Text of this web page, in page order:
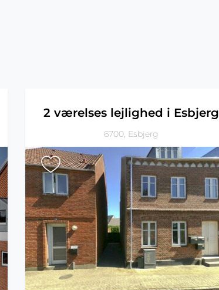
2 værelses lejlighed i Esbjerg
6700, Esbjerg